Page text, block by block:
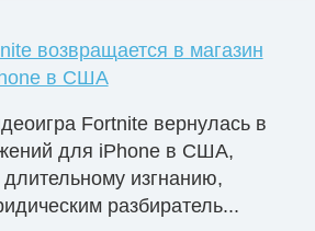
возвращается в магазин
в США
Fortnite вернулась в
для iPhone в США,
изгнанию,
разбиратель...